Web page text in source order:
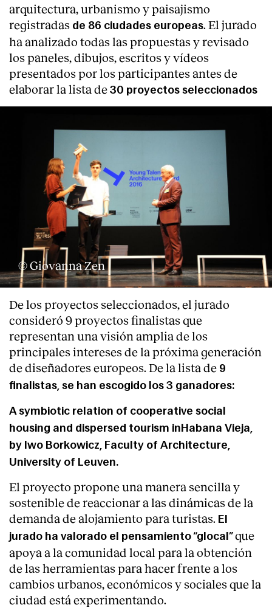
arquitectura, urbanismo y paisajismo
registradas de 86 ciudades europeas. El jurado
ha analizado todas las propuestas y revisado
los paneles, dibujos, escritos y vídeos
presentados por los participantes antes de
elaborar la lista de 30 proyectos seleccionados
© Giovanna Zen
De los proyectos seleccionados, el jurado
consideró 9 proyectos finalistas que
representan una visión amplia de los
principales intereses de la próxima generación
de diseñadores europeos. De la lista de 9
finalistas, se han escogido los 3 ganadores:
A symbiotic relation of cooperative social
housing and dispersed tourism inHabana Vieja,
by Iwo Borkowicz, Faculty of Architecture,
University of Leuven.
El proyecto propone una manera sencilla y
sostenible de reaccionar a las dinámicas de la
demanda de alojamiento para turistas. El
jurado ha valorado el pensamiento “glocal”que
apoya a la comunidad local para la obtención
de las herramientas para hacer frente a los
cambios urbanos, económicos y sociales que la
ciudad está experimentando.